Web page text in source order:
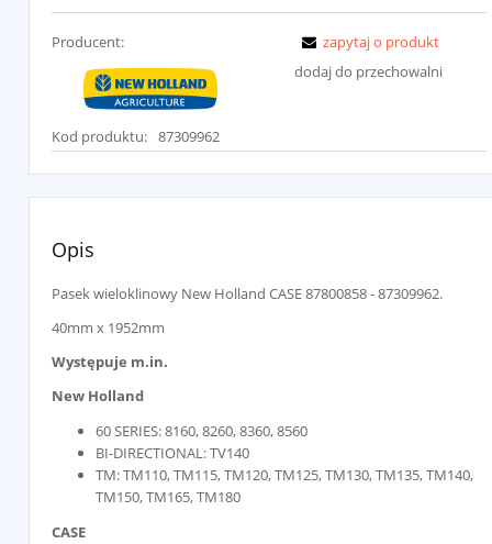
Producent:
Kod produktu: 87309962
zapytaj o produkt
dodaj do przechowalni
Opis
Pasek wieloklinowy New Holland CASE 87800858 - 87309962.
40mm x 1952mm
Występuje m.in.
New Holland
60 SERIES: 8160, 8260, 8360, 8560
BI-DIRECTIONAL: TV140
TM: TM110, TM115, TM120, TM125, TM130, TM135, TM140,
TM150, TM165, TM180
CASE